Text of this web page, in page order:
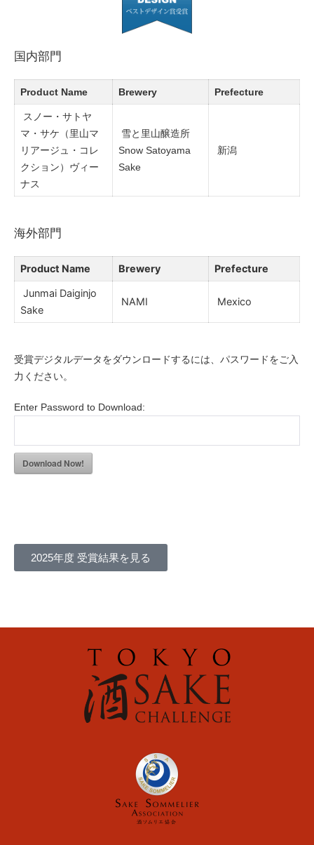
国内部門
Product Name Brewery Prefecture
スノー・サトヤ
マ・サケ（里山マ
リアージュ・コレ
クション）ヴィー
ナス
雪と里山醸造所
Snow Satoyama
Sake
新潟
海外部門
Product Name Brewery Prefecture
Junmai Daiginjo
Sake
NAMI Mexico
受賞デジタルデータをダウンロードするには、パスワードをご入
力ください。
Enter Password to Download:
Download Now!
2025年度 受賞結果を見る